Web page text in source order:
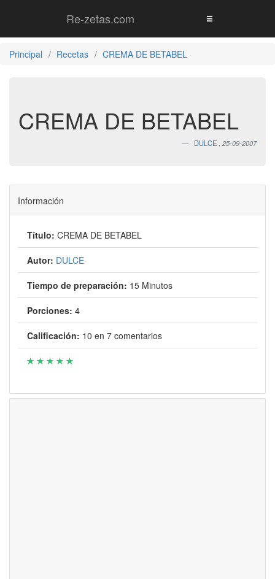
Re-zetas.com
Principal Recetas CREMA DE BETABEL
CREMA DE BETABEL
DULCE 25-09-2007
Información
Título: CREMA DE BETABEL
Autor: DULCE
Tiempo de preparación: 15 Minutos
Porciones: 4
Calificación: 10 en 7comentarios